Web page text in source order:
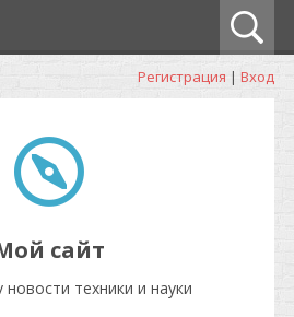
Регистрация | Вход
сайт
новости техники и науки